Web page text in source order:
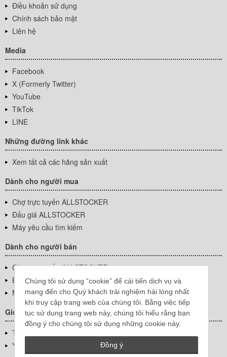
Chúng tôi sử dụng “cookie” để cải tiến dịch vụ và
mang đến cho Quý khách trải nghiệm hài lòng nhất
khi truy cập trang web của chúng tôi. Bằng việc tiếp
tục sử dụng trang web này, chúng tôi hiểu rằng bạn
đồng ý cho chúng tôi sử dụng những cookie này.
Đồng ý
Điều khoản sử dụng
Chính sách bảo mật
Liên hệ
Media
Facebook
X (Formerly Twitter)
YouTube
TikTok
LINE
Những đường link khác
Xem tất cả các hãng sản xuất
Dành cho người mua
Chợ trực tuyến ALLSTOCKER
Đấu giá ALLSTOCKER
Máy yêu cầu tìm kiếm
Dành cho người bán
Chợ trực tuyến ALLSTOCKER
Đấu giá ALLSTOCKER
Máy yêu cầu tìm kiếm
Giới thiệu công ty
Thông tin về doanh nghiệp
YUTAKA Inc.